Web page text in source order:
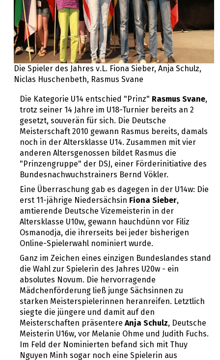
Die Spieler des Jahres v.L. Fiona Sieber, Anja Schulz,
Niclas Huschenbeth, Rasmus Svane
Die Kategorie U14 entschied "Prinz" Rasmus Svane,
trotz seiner 14 Jahre im U18-Turnier bereits an 2
gesetzt, souverän für sich. Die Deutsche
Meisterschaft 2010 gewann Rasmus bereits, damals
noch in der Altersklasse U14. Zusammen mit vier
anderen Altersgenossen bildet Rasmus die
"Prinzengruppe" der DSJ, einer Förderinitiative des
Bundesnachwuchstrainers Bernd Vökler.
Eine Überraschung gab es dagegen in der U14w: Die
erst 11-jährige Niedersächsin Fiona Sieber,
amtierende Deutsche Vizemeisterin in der
Altersklasse U10w, gewann hauchdünn vor Filiz
Osmanodja, die ihrerseits bei jeder bisherigen
Online-Spielerwahl nominiert wurde.
Ganz im Zeichen eines einzigen Bundeslandes stand
die Wahl zur Spielerin des Jahres U20w - ein
absolutes Novum. Die hervorragende
Mädchenförderung ließ junge Sächsinnen zu
starken Meisterspielerinnen heranreifen. Letztlich
siegte die jüngere und damit auf den
Meisterschaften präsentere Anja Schulz, Deutsche
Meisterin U16w, vor Melanie Ohme und Judith Fuchs.
Im Feld der Nominierten befand sich mit Thuy
Nguyen Minh sogar noch eine Spielerin aus